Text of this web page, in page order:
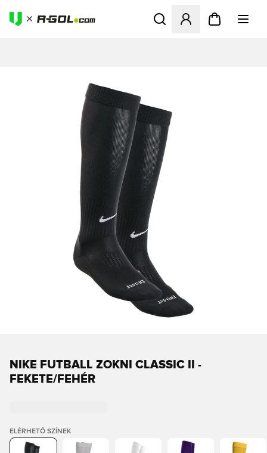
Megnyit egy modált a
NIKE FUTBALL ZOKNI CLASSIC II -
FEKETE/FEHÉR
ELÉRHETŐ SZÍNEK